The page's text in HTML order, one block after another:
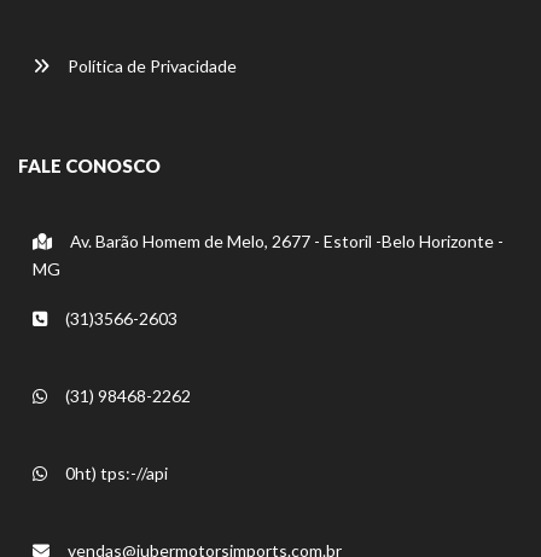
Política de Privacidade
FALE CONOSCO
Av. Barão Homem de Melo, 2677 - Estoril -Belo Horizonte -
MG
(31)3566-2603
(31) 98468-2262
0ht) tps:-//api
vendas@jubermotorsimports.com.br